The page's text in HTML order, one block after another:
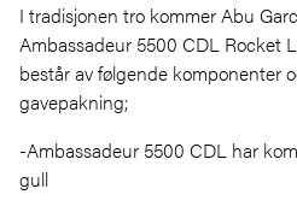
I tradisjonen tro kommer Abu
Ambassadeur 5500 CDL Rocket
består av følgende komponenter
gavepakning;
-Ambassadeur 5500 CDL har
gull